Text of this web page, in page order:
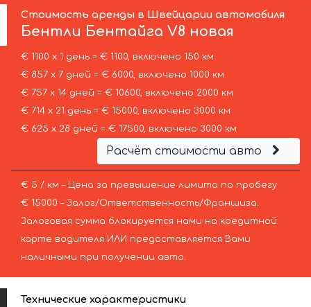
Стоимость аренды в Швейцарии автомобиля
Бентли Бентайга V8 новая
€ 1100 х 1 день = € 1100, включено 150 км
€ 857 х 7 дней = € 6000, включено 1000 км
€ 757 х 14 дней = € 10600, включено 2000 км
€ 714 х 21 день = € 15000, включено 3000 км
€ 625 х 28 дней = € 17500, включено 3000 км
Расчёт стоимости авто
€ 5 / км – Цена за превышение лимита по пробегу
€ 15000 – Залог/Ответственность/Франшиза.
Залоговая сумма блокируется нами на кредитной
карте водителя ИЛИ предоставляется Вами
наличными при получении авто.
Технические характеристики